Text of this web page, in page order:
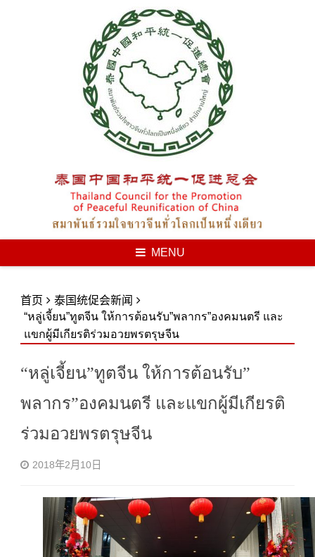
MENU
首页
泰国统促会新闻
“หลู่เจี้ยน”ทูตจีน ให้การต้อนรับ”พลากร”องคมนตรี และ
แขกผู้มีเกียรติร่วมอวยพรตรุษจีน
“หลู่เจี้ยน”ทูตจีน ให้การต้อนรับ”
พลากร”องคมนตรี และแขกผู้มีเกียรติ
ร่วมอวยพรตรุษจีน
2018年2月10日